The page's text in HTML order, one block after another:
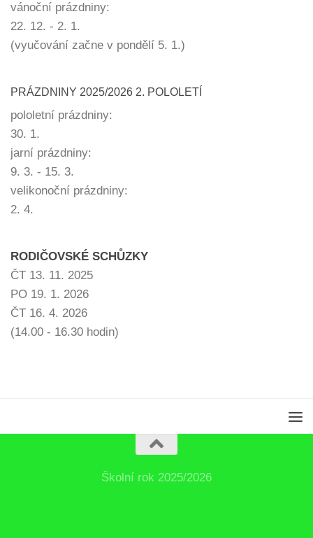
vánoční prázdniny:
22. 12. - 2. 1.
(vyučování začne v pondělí 5. 1.)
PRÁZDNINY 2025/2026 2. POLOLETÍ
pololetní prázdniny:
30. 1.
jarní prázdniny:
9. 3. - 15. 3.
velikonoční prázdniny:
2. 4.
RODIČOVSKÉ SCHŮZKY
ČT 13. 11. 2025
PO 19. 1. 2026
ČT 16. 4. 2026
(14.00 - 16.30 hodin)
Školní rok 2025/2026